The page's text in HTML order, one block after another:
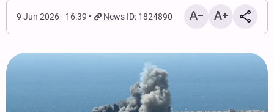
9 Jun 2026 - 16:39 News ID: 1824890